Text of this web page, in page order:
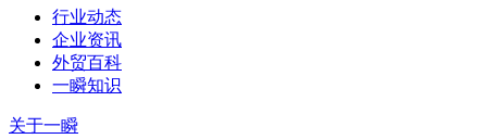
行业动态
企业资讯
外贸百科
一瞬知识
关于一瞬